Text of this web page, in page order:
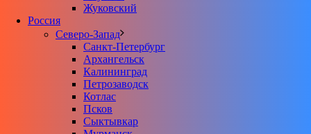
Жуковский
Россия
Северо-Запад
Санкт-Петербург
Архангельск
Калининград
Петрозаводск
Котлас
Псков
Сыктывкар